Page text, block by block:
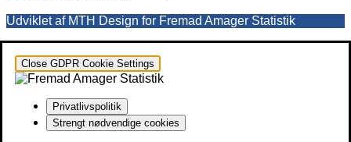
Udviklet af MTH Design for Fremad Amager Statistik
Close GDPR Cookie Settings
Privatlivspolitik
Strengt nødvendige cookies